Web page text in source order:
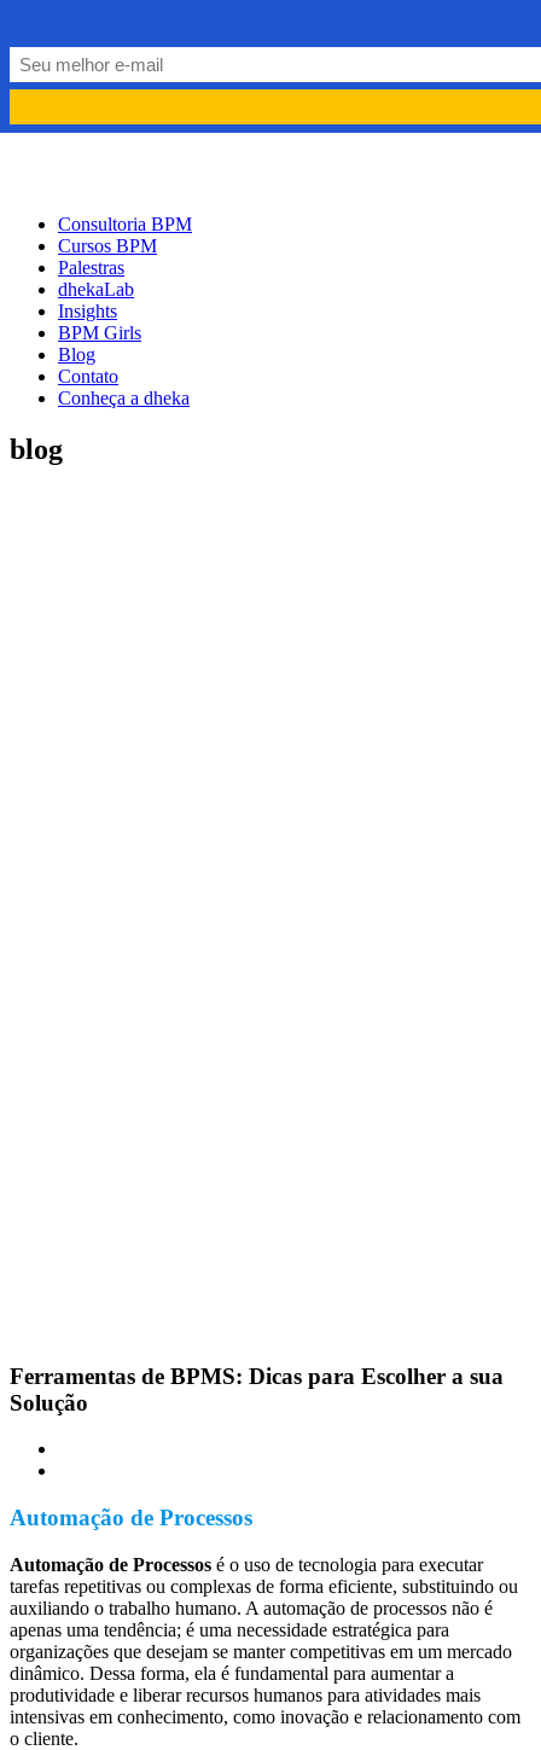
PORTUGUÊS
ENGLISH EN
Consultoria BPM
Cursos BPM
Palestras
dhekaLab
Insights
BPM Girls
Blog
Contato
Conheça a dheka
blog
Ferramentas de BPMS: Dicas para Escolher a sua
Solução
Automação de Processos
Automação de Processos é o uso de tecnologia para executar
tarefas repetitivas ou complexas de forma eficiente, substituindo ou
auxiliando o trabalho humano. A automação de processos não é
apenas uma tendência; é uma necessidade estratégica para
organizações que desejam se manter competitivas em um mercado
dinâmico. Dessa forma, ela é fundamental para aumentar a
produtividade e liberar recursos humanos para atividades mais
intensivas em conhecimento, como inovação e relacionamento com
o cliente.